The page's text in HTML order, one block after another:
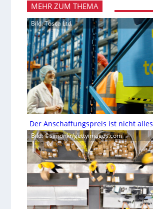
MEHR ZUM THEMA
Bild: Tosca Ltd.
Der Anschaffungspreis ist nicht alles
Bild: ©simonkr/gettyimages.com